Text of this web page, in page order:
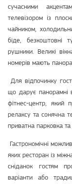
сучасними
телевізором із
чайником,
біде, безкоштовні
рушники. Великі
номерів мають
Для відпочинку
що дарує панорамні
фітнес-центр, який
релаксу та сонячна
приватна парковка та
Гастрономічні
яких ресторан із
сніданок гостям
варіанти або